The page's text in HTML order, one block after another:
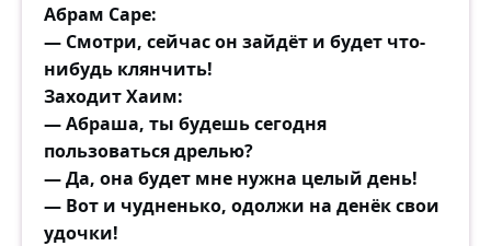
Абрам Саре:
— Смотри, сейчас он зайдёт и будет что-
нибудь клянчить!
Заходит Хаим:
— Абраша, ты будешь сегодня
пользоваться дрелью?
— Да, она будет мне нужна целый день!
— Вот и чудненько, одолжи на денёк свои
удочки!